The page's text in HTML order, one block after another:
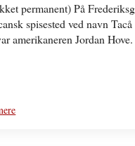
permanent) På
spisested ved navn
amerikaneren Jordan